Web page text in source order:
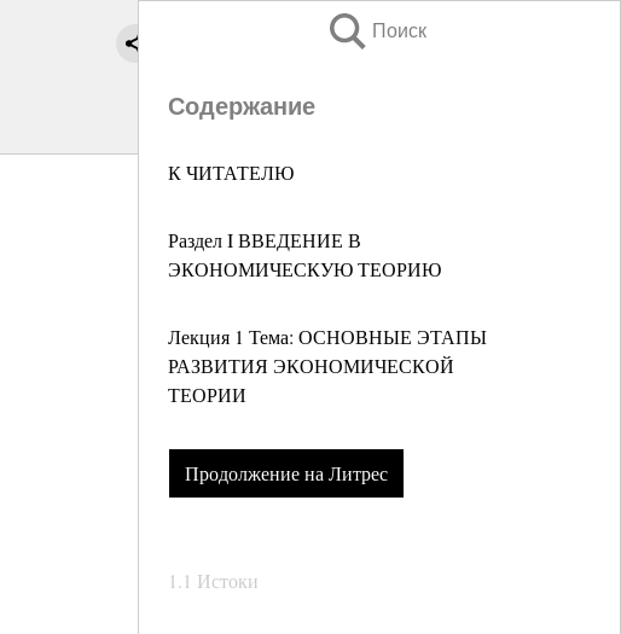
Поиск
Содержание
К ЧИТАТЕЛЮ
Раздел I ВВЕДЕНИЕ В
ЭКОНОМИЧЕСКУЮ ТЕОРИЮ
Лекция 1 Тема: ОСНОВНЫЕ ЭТАПЫ
РАЗВИТИЯ ЭКОНОМИЧЕСКОЙ
ТЕОРИИ
Продолжение на Литрес
1.1 Истоки